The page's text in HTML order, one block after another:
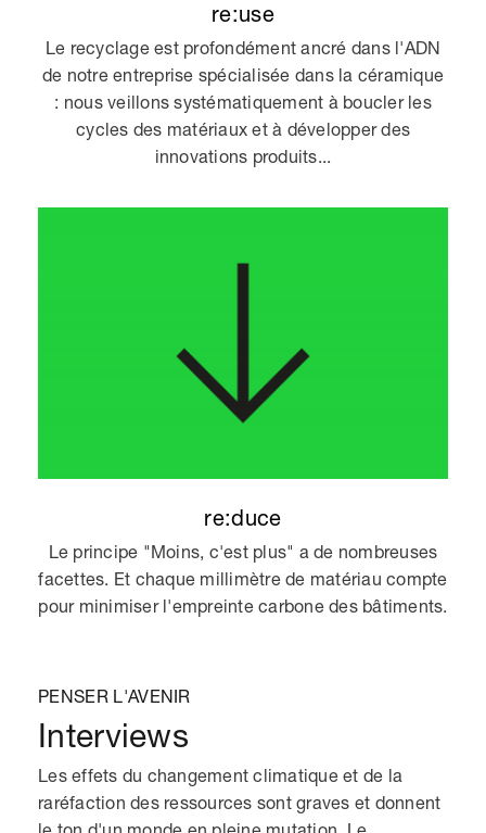
re:use
Le recyclage est profondément ancré dans l'ADN
de notre entreprise spécialisée dans la céramique
: nous veillons systématiquement à boucler les
cycles des matériaux et à développer des
innovations produits...
re:duce
Le principe "Moins, c'est plus" a de nombreuses
facettes. Et chaque millimètre de matériau compte
pour minimiser l'empreinte carbone des bâtiments.
PENSER L'AVENIR
Interviews
Les effets du changement climatique et de la
raréfaction des ressources sont graves et donnent